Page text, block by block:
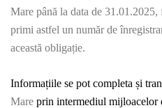
Mare până la data de
primi astfel un număr de
această obligație.
Informațiile se pot completa și
Mare prin intermediul mijloacelor